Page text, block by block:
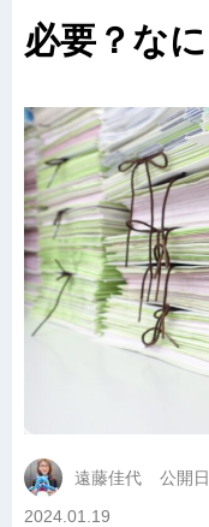
必要？な
遠藤佳代 公開
2024.01.19